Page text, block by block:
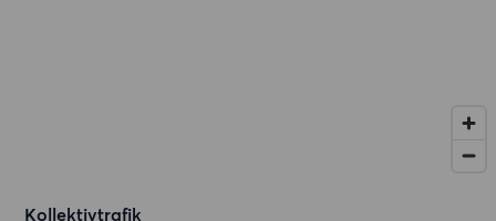
Kollektivtrafik